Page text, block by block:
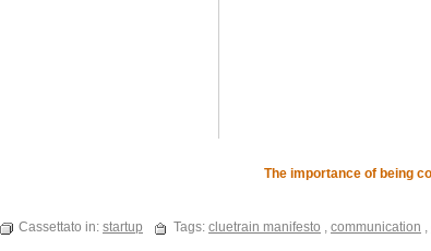
The importance of being
Cassettato in: startup Tags: cluetrain manifesto , communication ,